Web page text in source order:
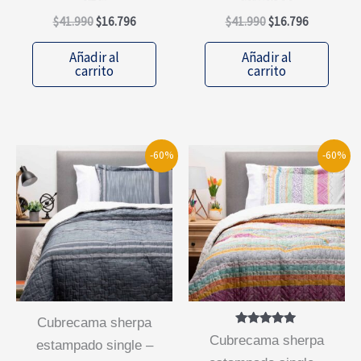
$41.990El
original
era:
$16.796El
$16.796.
Añadir al
carrito
$41.990El
original
era:
$16.796El
$16.796.
Añadir al
carrito
-60%
cubrecama sherpa
estampado single –
-60%
Valorado
con
5.00
cubrecama sherpa